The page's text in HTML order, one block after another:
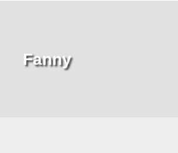
Fanny